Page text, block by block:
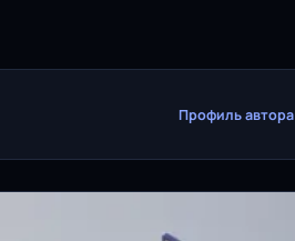
Профиль автора